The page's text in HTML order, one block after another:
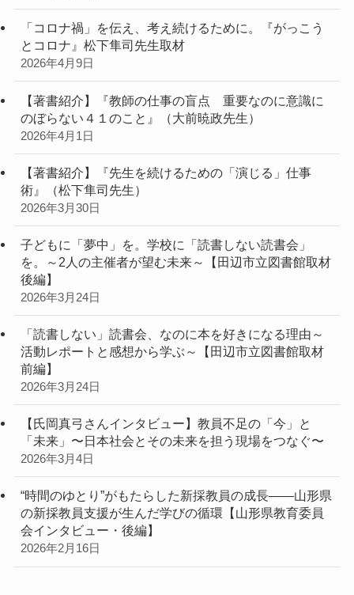
「コロナ禍」を伝え、考え続けるために。『がっこう
とコロナ』松下隼司先生取材
2026年4月9日
【著書紹介】『教師の仕事の盲点 重要なのに意識に
のぼらない４１のこと』（大前暁政先生）
2026年4月1日
【著書紹介】『先生を続けるための「演じる」仕事
術』（松下隼司先生）
2026年3月30日
子どもに「夢中」を。学校に「読書しない読書会」
を。～2人の主催者が望む未来～【田辺市立図書館取材
後編】
2026年3月24日
「読書しない」読書会、なのに本を好きになる理由～
活動レポートと感想から学ぶ～【田辺市立図書館取材
前編】
2026年3月24日
【氏岡真弓さんインタビュー】教員不足の「今」と
「未来」〜日本社会とその未来を担う現場をつなぐ〜
2026年3月4日
“時間のゆとり”がもたらした新採教員の成長――山形県
の新採教員支援が生んだ学びの循環【山形県教育委員
会インタビュー・後編】
2026年2月16日